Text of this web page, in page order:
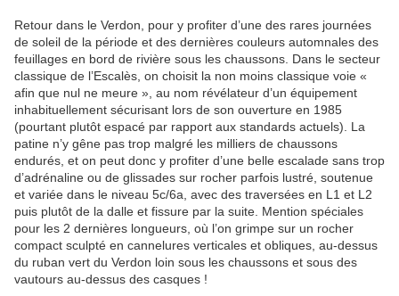
Retour dans le Verdon, pour y profiter d’une des rares journées
de soleil de la période et des dernières couleurs automnales des
feuillages en bord de rivière sous les chaussons. Dans le secteur
classique de l’Escalès, on choisit la non moins classique voie «
afin que nul ne meure », au nom révélateur d’un équipement
inhabituellement sécurisant lors de son ouverture en 1985
(pourtant plutôt espacé par rapport aux standards actuels). La
patine n’y gêne pas trop malgré les milliers de chaussons
endurés, et on peut donc y profiter d’une belle escalade sans trop
d’adrénaline ou de glissades sur rocher parfois lustré, soutenue
et variée dans le niveau 5c/6a, avec des traversées en L1 et L2
puis plutôt de la dalle et fissure par la suite. Mention spéciales
pour les 2 dernières longueurs, où l’on grimpe sur un rocher
compact sculpté en cannelures verticales et obliques, au-dessus
du ruban vert du Verdon loin sous les chaussons et sous des
vautours au-dessus des casques !